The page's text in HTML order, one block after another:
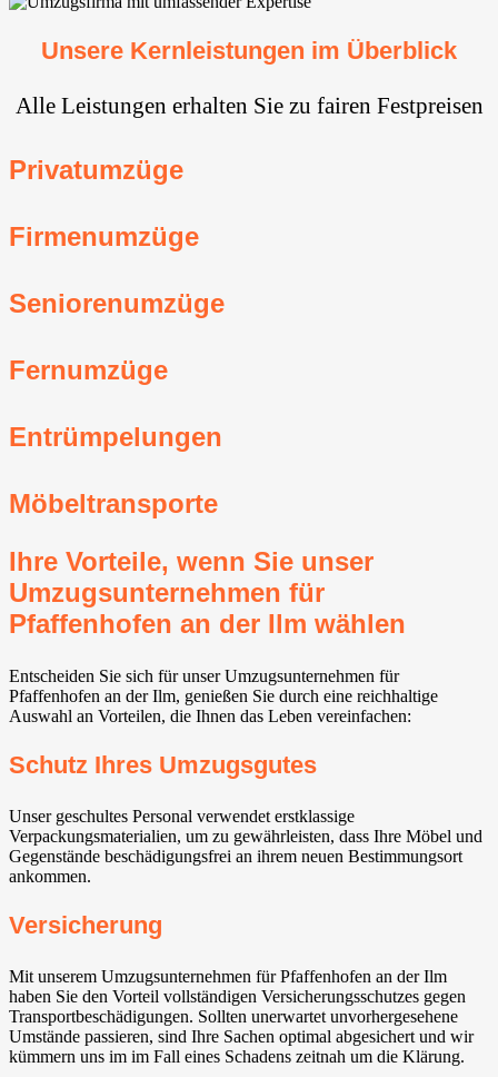
Unsere Kernleistungen im Überblick
Alle Leistungen erhalten Sie zu fairen Festpreisen
Privatumzüge
Firmenumzüge
Seniorenumzüge
Fernumzüge
Entrümpelungen
Möbeltransporte
Ihre Vorteile, wenn Sie unser
Umzugsunternehmen für
Pfaffenhofen an der Ilm wählen
Entscheiden Sie sich für unser Umzugsunternehmen für
Pfaffenhofen an der Ilm, genießen Sie durch eine reichhaltige
Auswahl an Vorteilen, die Ihnen das Leben vereinfachen:
Schutz Ihres Umzugsgutes
Unser geschultes Personal verwendet erstklassige
Verpackungsmaterialien, um zu gewährleisten, dass Ihre Möbel und
Gegenstände beschädigungsfrei an ihrem neuen Bestimmungsort
ankommen.
Versicherung
Mit unserem Umzugsunternehmen für Pfaffenhofen an der Ilm
haben Sie den Vorteil vollständigen Versicherungsschutzes gegen
Transportbeschädigungen. Sollten unerwartet unvorhergesehene
Umstände passieren, sind Ihre Sachen optimal abgesichert und wir
kümmern uns im im Fall eines Schadens zeitnah um die Klärung.